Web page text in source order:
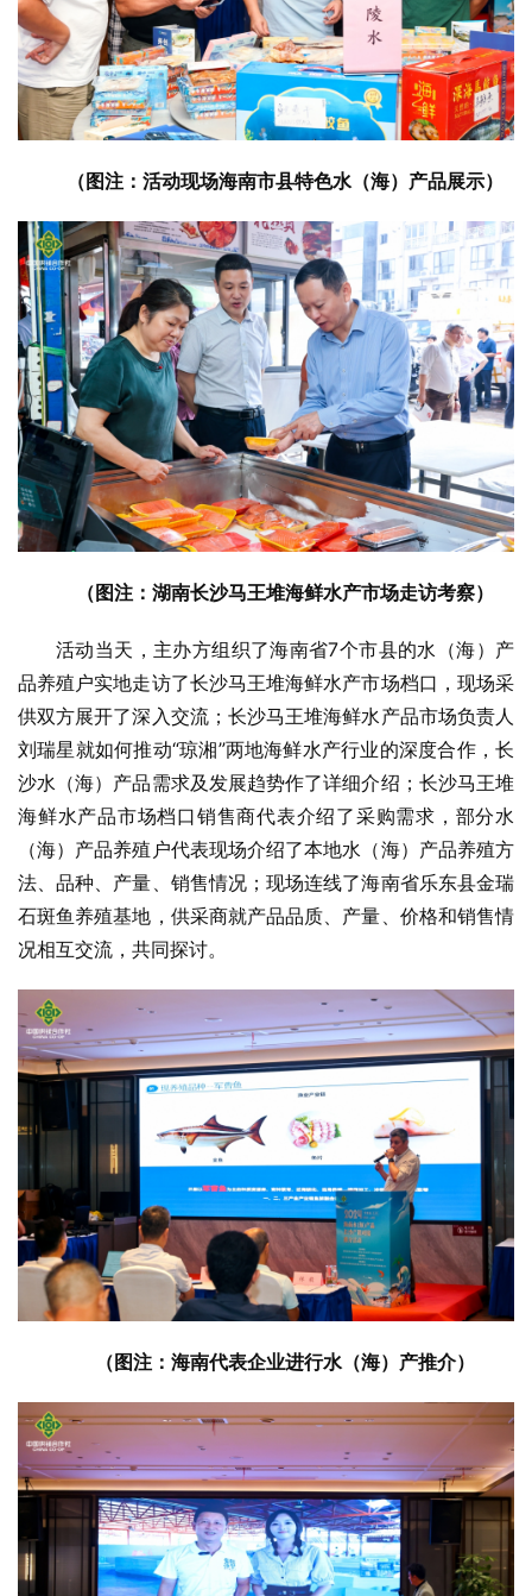
（图注：活动现场海南市县特色水（海）产品展示）
（图注：湖南长沙马王堆海鲜水产市场走访考察）
活动当天，主办方组织了海南省7个市县的水（海）产
品养殖户实地走访了长沙马王堆海鲜水产市场档口，现场采
供双方展开了深入交流；长沙马王堆海鲜水产品市场负责人
刘瑞星就如何推动“琼湘”两地海鲜水产行业的深度合作，长
沙水（海）产品需求及发展趋势作了详细介绍；长沙马王堆
海鲜水产品市场档口销售商代表介绍了采购需求，部分水
（海）产品养殖户代表现场介绍了本地水（海）产品养殖方
法、品种、产量、销售情况；现场连线了海南省乐东县金瑞
石斑鱼养殖基地，供采商就产品品质、产量、价格和销售情
况相互交流，共同探讨。
（图注：海南代表企业进行水（海）产推介）